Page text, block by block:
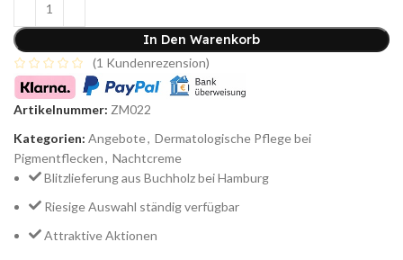
In Den Warenkorb
(1 Kundenrezension)
Artikelnummer: ZM022
Kategorien: Angebote, Dermatologische Pflege bei
Pigmentflecken, Nachtcreme
Blitzlieferung aus Buchholz bei Hamburg
Riesige Auswahl ständig verfügbar
Attraktive Aktionen